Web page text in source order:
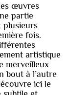
œuvres
partie
plusieurs
fois.
artistique
merveilleux
bout à l’autre
ici le